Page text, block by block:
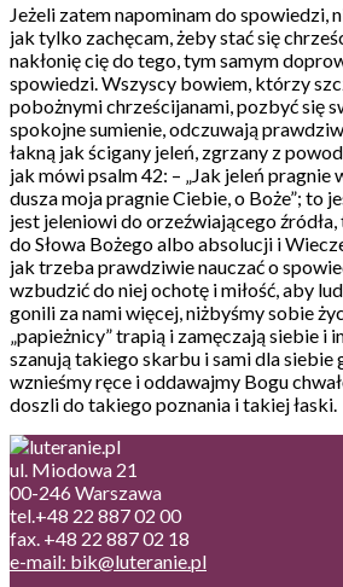
Jeżeli zatem napominam do spowiedzi,
jak tylko zachęcam, żeby stać się
nakłonię cię do tego, tym samym
spowiedzi. Wszyscy bowiem, którzy
pobożnymi chrześcijanami, pozbyć się
spokojne sumienie, odczuwają
łakną jak ścigany jeleń, zgrzany z
jak mówi psalm 42: – „Jak jeleń pragnie
dusza moja pragnie Ciebie, o Boże”; to
jest jeleniowi do orzeźwiającego
do Słowa Bożego albo absolucji i
jak trzeba prawdziwie nauczać o
wzbudzić do niej ochotę i miłość, aby
gonili za nami więcej, niżbyśmy sobie
„papieżnicy” trapią i zamęczają siebie i
szanują takiego skarbu i sami dla siebie
wznieśmy ręce i oddawajmy Bogu
doszli do takiego poznania i takiej łaski.
ul. Miodowa 21
00-246 Warszawa
tel.+48 22 887 02 00
fax. +48 22 887 02 18
e-mail: bik@luteranie.pl